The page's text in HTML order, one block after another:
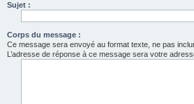
Sujet :
Corps du message :
Ce message sera envoyé au format texte, ne pas
L’adresse de réponse à ce message sera votre